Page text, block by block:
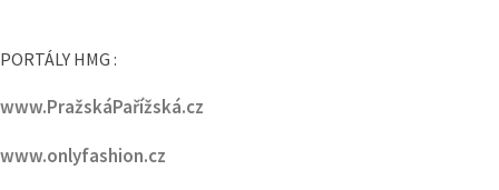
PORTÁLY HMG :
www.PražskáPařížská.cz
www.onlyfashion.cz